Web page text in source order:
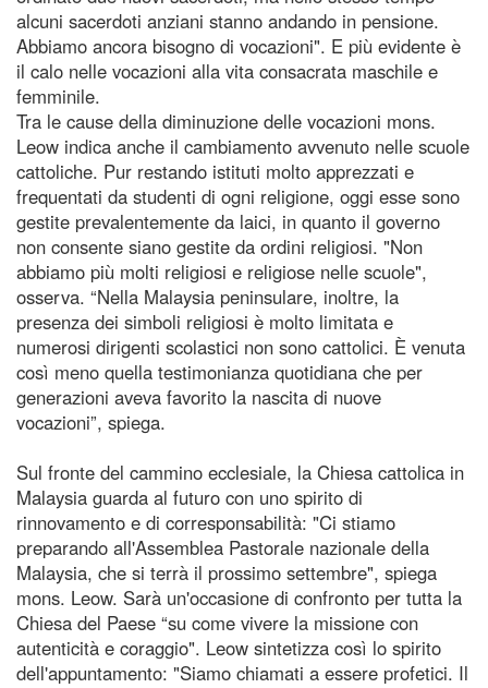
alcuni sacerdoti anziani stanno andando in pensione.
Abbiamo ancora bisogno di vocazioni". E più evidente è
il calo nelle vocazioni alla vita consacrata maschile e
femminile.
Tra le cause della diminuzione delle vocazioni mons.
Leow indica anche il cambiamento avvenuto nelle scuole
cattoliche. Pur restando istituti molto apprezzati e
frequentati da studenti di ogni religione, oggi esse sono
gestite prevalentemente da laici, in quanto il governo
non consente siano gestite da ordini religiosi. "Non
abbiamo più molti religiosi e religiose nelle scuole",
osserva. “Nella Malaysia peninsulare, inoltre, la
presenza dei simboli religiosi è molto limitata e
numerosi dirigenti scolastici non sono cattolici. È venuta
così meno quella testimonianza quotidiana che per
generazioni aveva favorito la nascita di nuove
vocazioni”, spiega.
Sul fronte del cammino ecclesiale, la Chiesa cattolica in
Malaysia guarda al futuro con uno spirito di
rinnovamento e di corresponsabilità: "Ci stiamo
preparando all'Assemblea Pastorale nazionale della
Malaysia, che si terrà il prossimo settembre", spiega
mons. Leow. Sarà un'occasione di confronto per tutta la
Chiesa del Paese “su come vivere la missione con
autenticità e coraggio". Leow sintetizza così lo spirito
dell'appuntamento: "Siamo chiamati a essere profetici. Il